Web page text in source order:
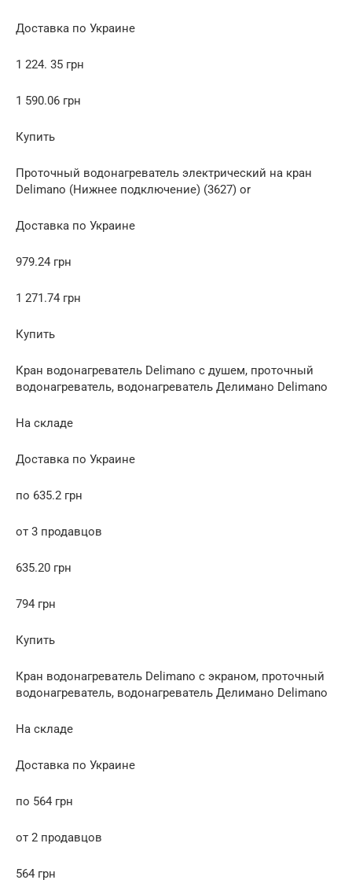
Доставка по Украине
1 224. 35 грн
1 590.06 грн
Купить
Проточный водонагреватель электрический на кран
Delimano (Нижнее подключение) (3627) or
Доставка по Украине
979.24 грн
1 271.74 грн
Купить
Кран водонагреватель Delimano с душем, проточный
водонагреватель, водонагреватель Делимано Delimano
На складе
Доставка по Украине
по 635.2 грн
от 3 продавцов
635.20 грн
794 грн
Купить
Кран водонагреватель Delimano с экраном, проточный
водонагреватель, водонагреватель Делимано Delimano
На складе
Доставка по Украине
по 564 грн
от 2 продавцов
564 грн